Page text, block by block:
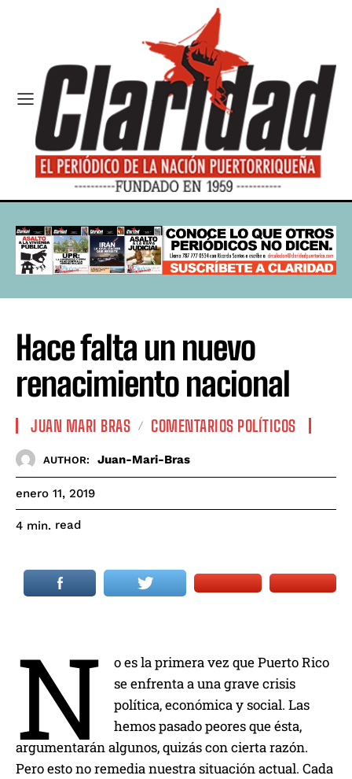
Hace falta un nuevo
renacimiento nacional
JUAN MARI BRAS COMENTARIOS POLÍTICOS
AUTHOR: Juan-Mari-Bras
enero 11, 2019
4 min. read
N
o es la primera vez que Puerto Rico
se enfrenta a una grave crisis
política, económica y social. Las
hemos pasado peores que ésta,
argumentarán algunos, quizás con cierta razón.
Pero esto no remedia nuestra situación actual. Cada